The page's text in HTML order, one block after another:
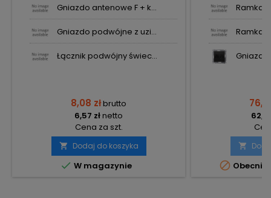
Gniazdo antenowe F + k...
Gniazdo podwójne z uzi...
Łącznik podwójny świec...
8,08 złbrutto
6,57 złnetto
Cena za szt.
 Dodaj do koszyka
 W magazynie
Ramka
Ramka

